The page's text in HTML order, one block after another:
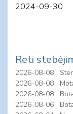
2024-09-30
Reti
2026-08-08
2026-08-08
2026-08-08
2026-08-06